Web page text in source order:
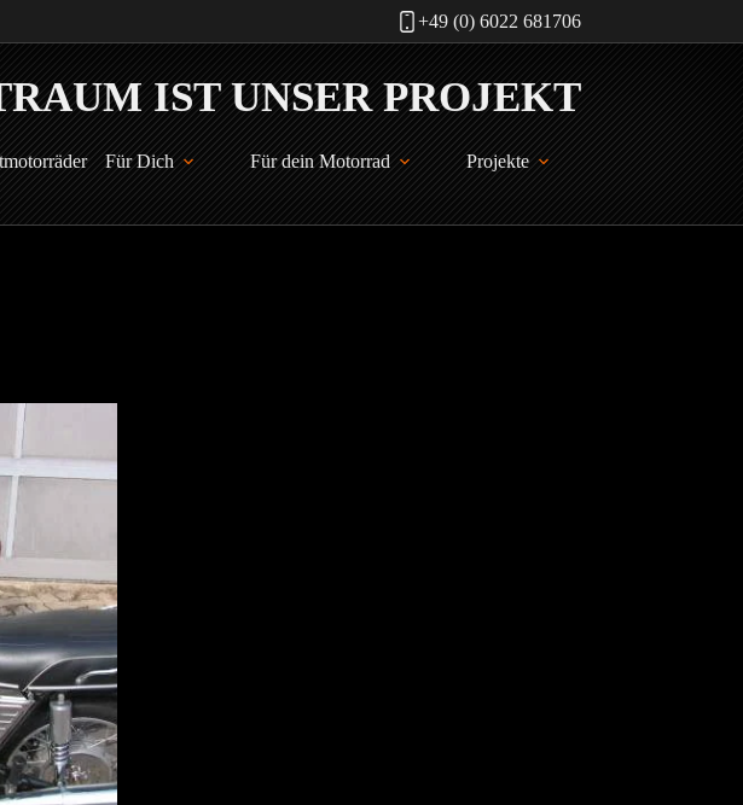
+49 (0) 6022 681706
Für Dich Für dein Motorrad Projekte